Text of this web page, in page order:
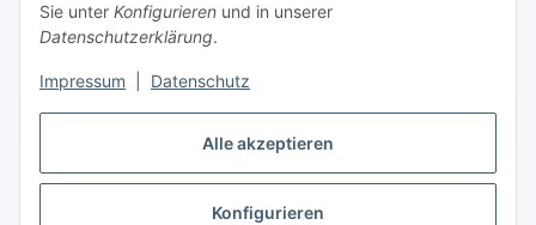
Alle akzeptieren
Konfigurieren
Sie unter Konfigurieren und in unserer
Datenschutzerklärung.
Impressum Datenschutz
Vertrag widerrufen